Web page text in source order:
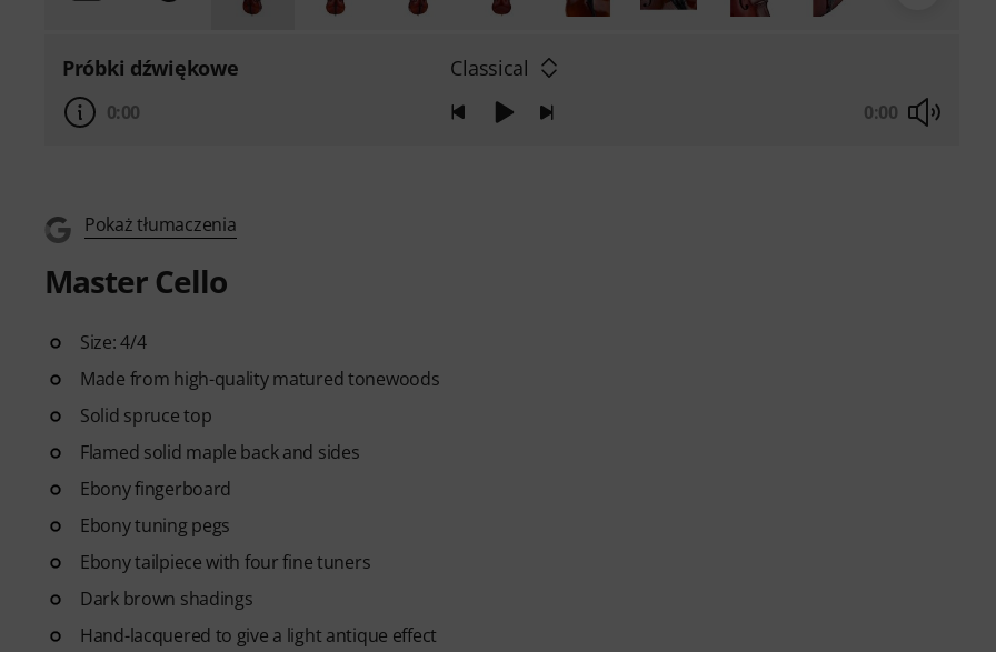
Próbki dźwiękowe Classical
0:00 0:00
Pokaż tłumaczenia
Master Cello
Size: 4/4
Made from high-quality matured tonewoods
Solid spruce top
Flamed solid maple back and sides
Ebony fingerboard
Ebony tuning pegs
Ebony tailpiece with four fine tuners
Dark brown shadings
Hand-lacquered to give a light antique effect